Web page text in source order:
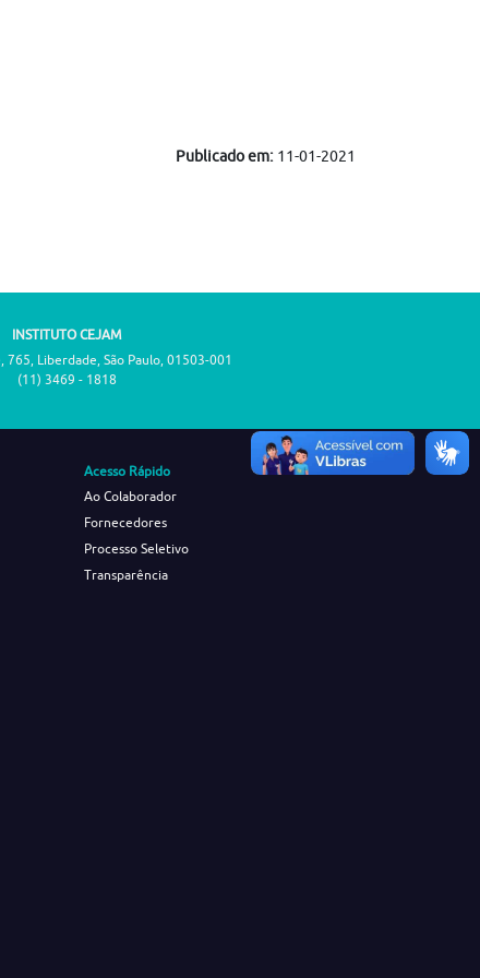
Publicado em:11-01-2021
INSTITUTO CEJAM
765, Liberdade, São Paulo, 01503-001
(11) 3469 - 1818
Acesso Rápido
Ao Colaborador
Fornecedores
Processo Seletivo
Transparência